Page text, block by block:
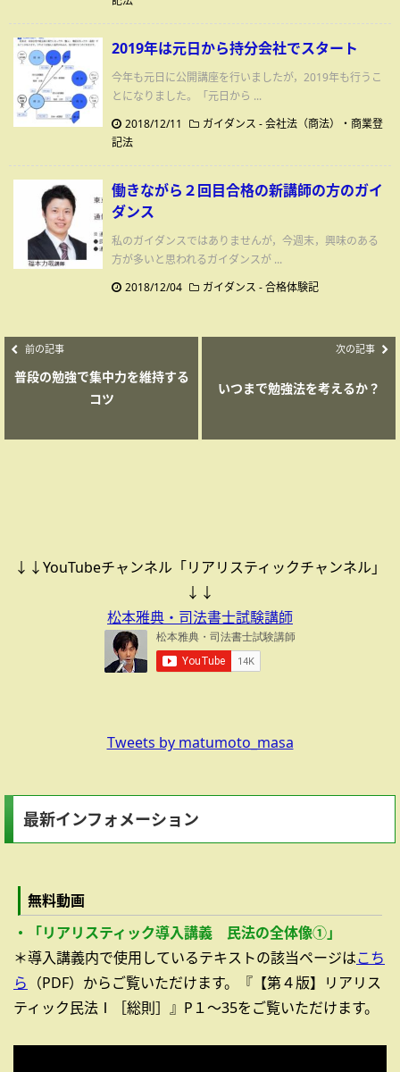
2019年は元日から持分会社でスタート
今年も元日に公開講座を行いましたが，2019年も行うこ
とになりました。「元日から ...
2018/12/11
ガイダンス -会社法（商法）・商業登
記法
働きながら２回目合格の新講師の方のガイ
ダンス
私のガイダンスではありませんが，今週末，興味のある
方が多いと思われるガイダンスが ...
2018/12/04
ガイダンス -合格体験記
前の記事
普段の勉強で集中力を維持する
コツ
次の記事
いつまで勉強法を考えるか？
↓↓YouTubeチャンネル「リアリスティックチャンネル」
↓↓
松本雅典・司法書士試験講師
Tweets by matumoto_masa
最新インフォメーション
無料動画
・「リアリスティック導入講義 民法の全体像①」
＊導入講義内で使用しているテキストの該当ページはこち
ら （PDF）からご覧いただけます。『【第４版】リアリス
ティック民法Ⅰ［総則］』P１～35をご覧いただけます。